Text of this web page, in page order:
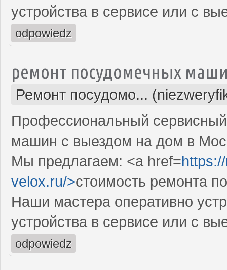
устройства в сервисе или с
odpowiedz
ремонт посудомечных
Ремонт посудомо...
Профессиональный
машин с выездом на дом в
Мы предлагаем: <a href=
velox.ru/>стоимость ремонта
Наши мастера оперативно
устройства в сервисе или с
odpowiedz